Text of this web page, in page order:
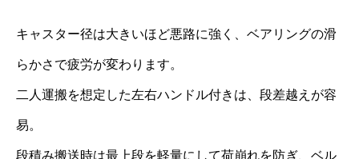
キャスター径は大きいほど悪路に強く、ベアリングの滑
らかさで疲労が変わります。
二人運搬を想定した左右ハンドル付きは、段差越えが容
易。
段積み搬送時は最上段を軽量にして荷崩れを防ぎ、ベル